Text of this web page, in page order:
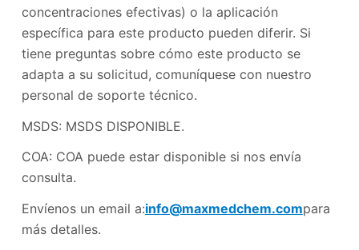
concentraciones efectivas) o la aplicación
específica para este producto pueden diferir. Si
tiene preguntas sobre cómo este producto se
adapta a su solicitud, comuníquese con nuestro
personal de soporte técnico.
MSDS: MSDS DISPONIBLE.
COA: COA puede estar disponible si nos envía
consulta.
Envíenos un email a:info@maxmedchem.compara
más detalles.